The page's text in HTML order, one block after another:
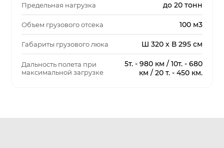
Предельная нагрузка до 20 тонн
Объем грузового отсека 100 м3
Габариты грузового люка Ш 320 х В 295 см
Дальность полета при
максимальной загрузке
5т. - 980 км / 10т. - 680
км / 20 т. - 450 км.